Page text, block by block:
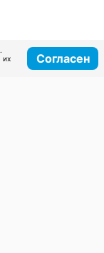
их
Согласен